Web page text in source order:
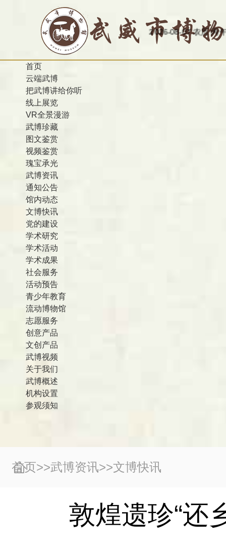
今天是：2026-08-07 农历 丙午 星期五欢
首页
云端武博
把武博讲给你听
线上展览
VR全景漫游
武博珍藏
图文鉴赏
视频鉴赏
瑰宝承光
武博资讯
通知公告
馆内动态
文博快讯
党的建设
学术研究
学术活动
学术成果
社会服务
活动预告
青少年教育
流动博物馆
志愿服务
创意产品
文创产品
武博视频
关于我们
武博概述
机构设置
参观须知
首页>>武博资讯>>文博快讯
敦煌遗珍“还